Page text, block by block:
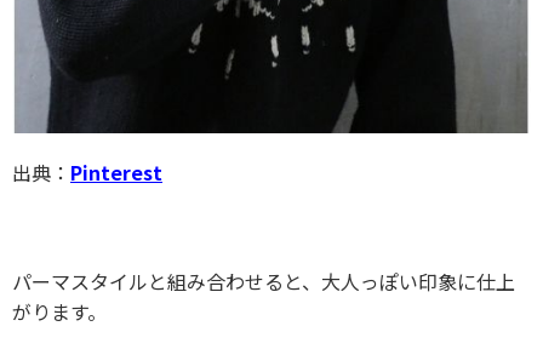
出典： Pinterest
パーマスタイルと組み合わせると、大人っぽい印象に仕上
がります。